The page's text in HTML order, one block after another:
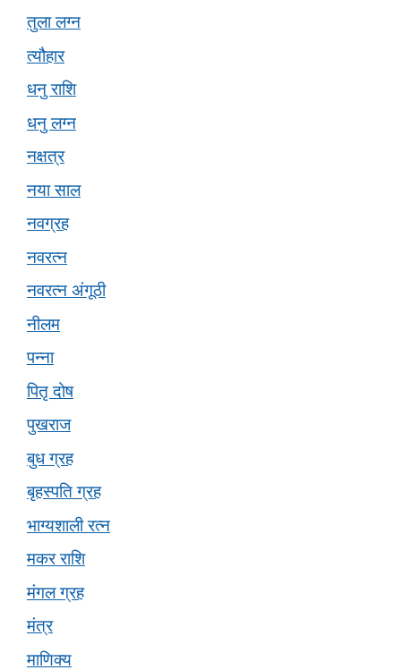
तुला लग्न
त्यौहार
धनु राशि
धनु लग्न
नक्षत्र
नया साल
नवग्रह
नवरत्न
नवरत्न अंगूठी
नीलम
पन्ना
पितृ दोष
पुखराज
बुध ग्रह
बृहस्पति ग्रह
भाग्यशाली रत्न
मकर राशि
मंगल ग्रह
मंत्र
माणिक्य